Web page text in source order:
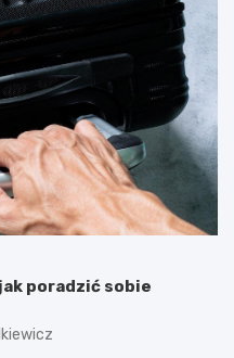
poradzić sobie